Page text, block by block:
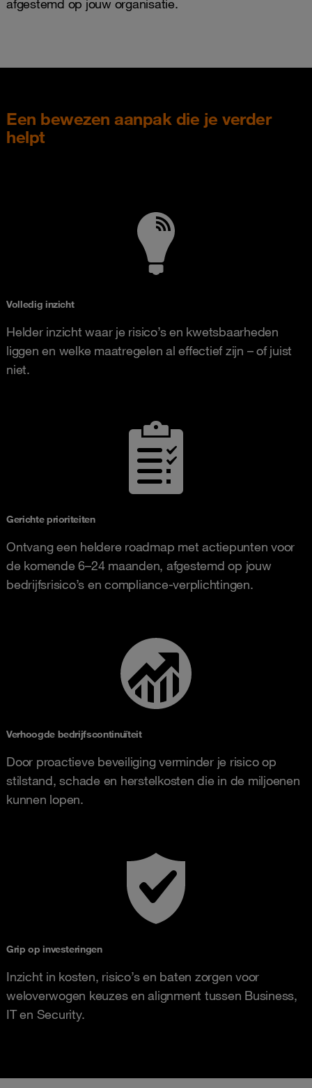
afgestemd op jouw organisatie.
Een bewezen aanpak die je verder
helpt
Volledig inzicht
Helder inzicht waar je risico’s en kwetsbaarheden
liggen en welke maatregelen al effectief zijn – of juist
niet.
Gerichte prioriteiten
Ontvang een heldere roadmap met actiepunten voor
de komende 6–24 maanden, afgestemd op jouw
bedrijfsrisico’s en compliance-verplichtingen.
Verhoogde bedrijfscontinuïteit
Door proactieve beveiliging verminder je risico op
stilstand, schade en herstelkosten die in de miljoenen
kunnen lopen.
Grip op investeringen
Inzicht in kosten, risico’s en baten zorgen voor
weloverwogen keuzes en alignment tussen Business,
IT en Security.